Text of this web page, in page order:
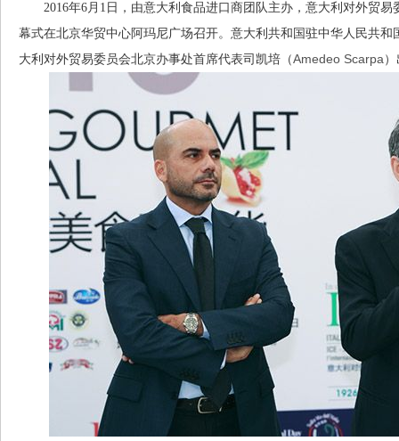
2016年6月1日，由意大利食品进口商团队主办，意大利对外贸易
幕式在北京华贸中心阿玛尼广场召开。意大利共和国驻中华人民共和
大利对外贸易委员会北京办事处首席代表司凯培（Amedeo Scarpa